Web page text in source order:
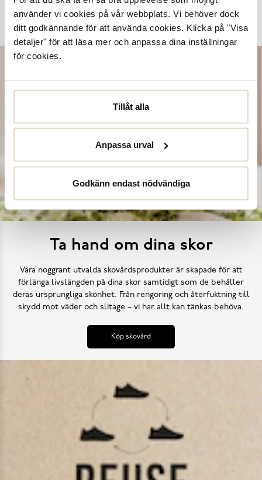
använder vi cookies på vår webbplats. Vi behöver dock
ditt godkännande för att använda cookies. Klicka på "Visa
detaljer" för att läsa mer och anpassa dina inställningar
för cookies.
Tillåt alla
Anpassa urval
Godkänn endast nödvändiga
Dasia Novita
Ta hand om dina skor
Våra noggrant utvalda skovårdsprodukter är skapade för att
förlänga livslängden på dina skor samtidigt som de behåller
deras ursprungliga skönhet. Från rengöring och återfuktning till
skydd mot väder och slitage – vi har allt kan tänkas behöva.
Köp skovård